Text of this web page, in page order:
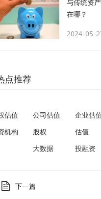
在哪？
2024-05-
点推荐
估值 公司估值 企业估
机构
股权 估值
大数据 投融资
下一篇